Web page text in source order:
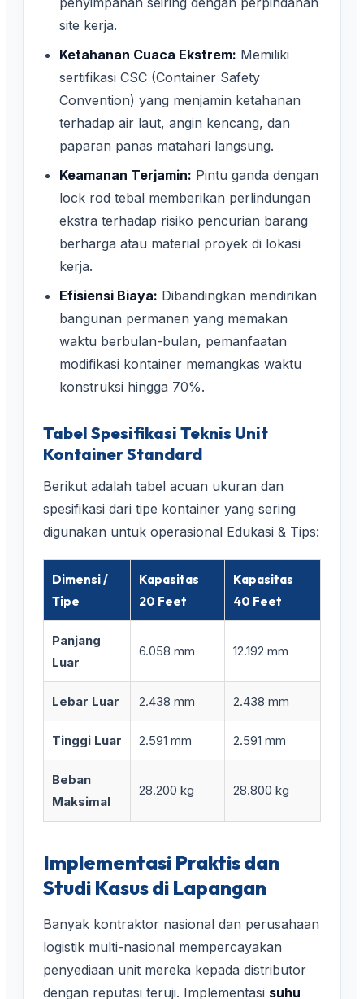
site kerja.
Ketahanan Cuaca Ekstrem: Memiliki
sertifikasi CSC (Container Safety
Convention) yang menjamin ketahanan
terhadap air laut, angin kencang, dan
paparan panas matahari langsung.
Keamanan Terjamin: Pintu ganda dengan
lock rod tebal memberikan perlindungan
ekstra terhadap risiko pencurian barang
berharga atau material proyek di lokasi
kerja.
Efisiensi Biaya: Dibandingkan mendirikan
bangunan permanen yang memakan
waktu berbulan-bulan, pemanfaatan
modifikasi kontainer memangkas waktu
konstruksi hingga 70%.
Tabel Spesifikasi Teknis Unit
Kontainer Standard
Berikut adalah tabel acuan ukuran dan
spesifikasi dari tipe kontainer yang sering
digunakan untuk operasional Edukasi & Tips:
Dimensi /
Tipe
Kapasitas
20 Feet
Kapasitas
40 Feet
Panjang
Luar
6.058 mm 12.192 mm
Lebar Luar 2.438 mm 2.438 mm
Tinggi Luar 2.591 mm 2.591 mm
Beban
Maksimal
28.200 kg 28.800 kg
Implementasi Praktis dan
Studi Kasus di Lapangan
Banyak kontraktor nasional dan perusahaan
logistik multi-nasional mempercayakan
penyediaan unit mereka kepada distributor
dengan reputasi teruji. Implementasi suhu